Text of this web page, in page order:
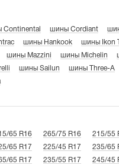
Continental шины Cordiant
шины Hankook шины Ikon
шины Mazzini шины Michelin
шины Sailun шины Three-A
65 R16 265/75 R16 215/55
65 R17 225/45 R17 235/65
65 R17 235/55 R17 245/45